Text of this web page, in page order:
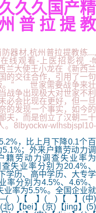
久久国产精
普拉提教
器材,杭州普拉提教练...,
线观看-上医招影视_-ft
大使王小龙在《新西兰
的交往合作，引用了一句
。” 世家需要战争来壮
战争出现极大对世家不利
必会比现在更好，但一旦
的发现一个事实，如今的
夫，而是创立了汉朝二十
。8lbyockw-wlhsbjspl10-
，比上月下降0.1个百
；外来户籍劳动力调
籍劳动力调查失业率为
失业率分别为20.4%、
学历、高中学历、大专学
分别为4.5%、4.6%、
业率为5.5%。全国企业就
。─( )【 】( )【 】(中)
北)【bei】(京)【jing】(5)